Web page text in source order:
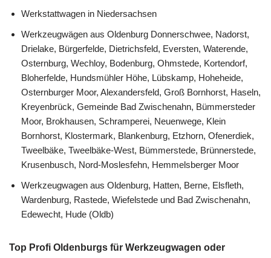
Werkstattwagen in Niedersachsen
Werkzeugwägen aus Oldenburg Donnerschwee, Nadorst,
Drielake, Bürgerfelde, Dietrichsfeld, Eversten, Waterende,
Osternburg, Wechloy, Bodenburg, Ohmstede, Kortendorf,
Bloherfelde, Hundsmühler Höhe, Lübskamp, Hoheheide,
Osternburger Moor, Alexandersfeld, Groß Bornhorst, Haseln,
Kreyenbrück, Gemeinde Bad Zwischenahn, Bümmersteder
Moor, Brokhausen, Schramperei, Neuenwege, Klein
Bornhorst, Klostermark, Blankenburg, Etzhorn, Ofenerdiek,
Tweelbäke, Tweelbäke-West, Bümmerstede, Brünnerstede,
Krusenbusch, Nord-Moslesfehn, Hemmelsberger Moor
Werkzeugwagen aus Oldenburg, Hatten, Berne, Elsfleth,
Wardenburg, Rastede, Wiefelstede und Bad Zwischenahn,
Edewecht, Hude (Oldb)
Top Profi Oldenburgs für Werkzeugwagen oder